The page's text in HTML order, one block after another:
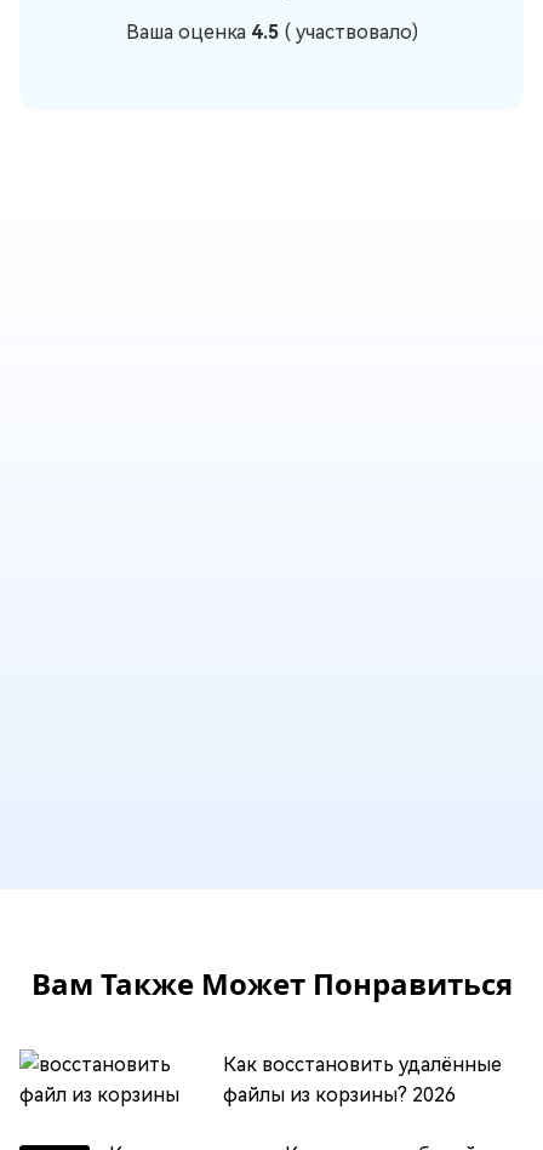
Ваша оценка 4.5 (участвовало)
Вам Также Может Понравиться
Как восстановить удалённые
файлы из корзины? 2026